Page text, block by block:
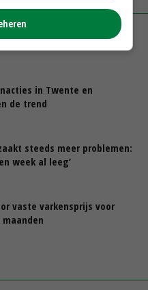
eerste zaaiuien op
in Twente en
de trend
steeds meer problemen:
week al leeg’
vaste varkensprijs voor